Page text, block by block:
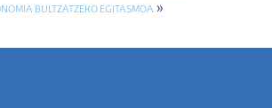
BULTZATZEKO EGITASMOA »